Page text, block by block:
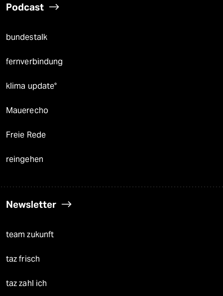
Podcast
bundestalk
fernverbindung
klima update°
Mauerecho
Freie Rede
reingehen
Newsletter
team zukunft
taz frisch
taz zahl ich